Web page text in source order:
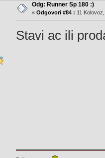
Odg: Runner Sp 180 :)
« Odgovori #84 : 11
Stavi ac ili